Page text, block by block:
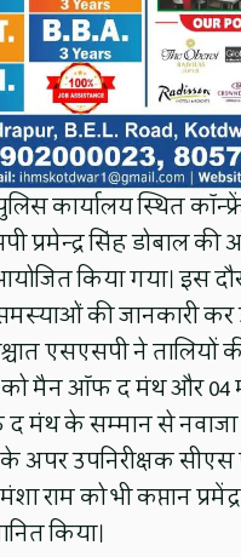
कार्यालय स्थित
प्रमेन्द्र सिंह डोबाल की
किया गया। इस
की जानकारी कर
एसएसपी ने तालियों
को मैन ऑफ द मंथ और 04
मंथ के सम्मान से नवाजा
उपनिरीक्षक सीएस
राम को भी कप्तान
किया।